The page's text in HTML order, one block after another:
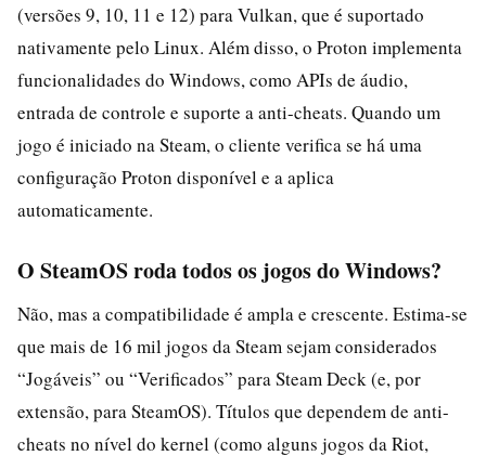
(versões 9, 10, 11 e 12) para Vulkan, que é suportado
nativamente pelo Linux. Além disso, o Proton implementa
funcionalidades do Windows, como APIs de áudio,
entrada de controle e suporte a anti-cheats. Quando um
jogo é iniciado na Steam, o cliente verifica se há uma
configuração Proton disponível e a aplica
automaticamente.
O SteamOS roda todos os jogos do Windows?
Não, mas a compatibilidade é ampla e crescente. Estima-se
que mais de 16 mil jogos da Steam sejam considerados
“Jogáveis” ou “Verificados” para Steam Deck (e, por
extensão, para SteamOS). Títulos que dependem de anti-
cheats no nível do kernel (como alguns jogos da Riot,